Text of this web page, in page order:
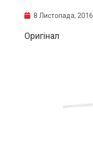
8 Листопада, 2016
Оригінал